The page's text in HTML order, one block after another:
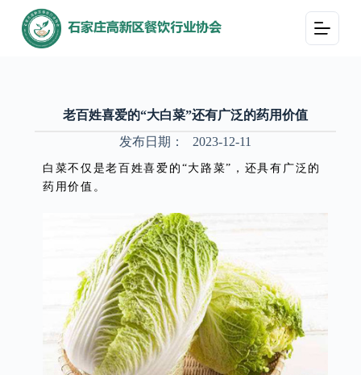
跳
过
老百姓喜爱的“大白菜”还有广泛的药用价值
发布日期：
2023-12-11
白菜不仅是老百姓喜爱的“大路菜”，还具有广泛的
药用价值。